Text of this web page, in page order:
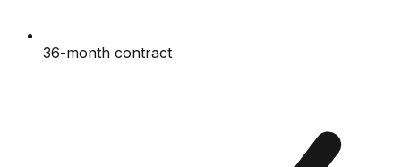
36-month contract